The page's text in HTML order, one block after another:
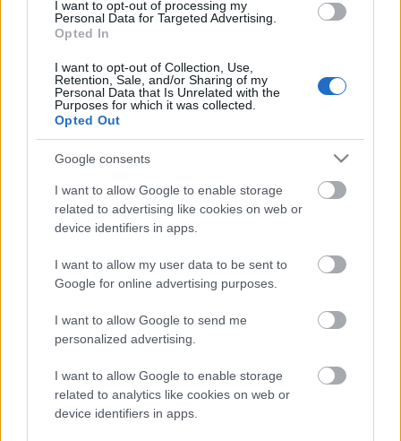
I want to opt-out of processing my
Personal Data for Targeted Advertising.
Opted In
I want to opt-out of Collection, Use,
Retention, Sale, and/or Sharing of my
Personal Data that Is Unrelated with the
Purposes for which it was collected.
Opted Out
Google consents
I want to allow Google to enable storage
related to advertising like cookies on web or
device identifiers in apps.
I want to allow my user data to be sent to
Google for online advertising purposes.
I want to allow Google to send me
personalized advertising.
I want to allow Google to enable storage
related to analytics like cookies on web or
device identifiers in apps.
Fent és Lent Vendégszerző•2015. szeptember 09.
markoláb írása Ebben a posztban arról szeretnék
írni, hogy milyen szerepe, felelőssége van a magyar
kormánynak a menekültkrízis eszkalálódásában.
Külön bejegyzés tárgya lehetne az Európai Unió,
egyes országok és politikusok felelőssége – ami
kétségkívül nem…
Az ÁFA-csalás és az Unió
Az Európai Unió csak azokat a határokat bontotta le,
tőke útjában álltak - a többi, a tőkének kedvező
nemzeti különbözőséget éppen hogy fenntartja.
Horváth András ügye nem csak arra mutatott rá,
hogy a politikai elit és az…